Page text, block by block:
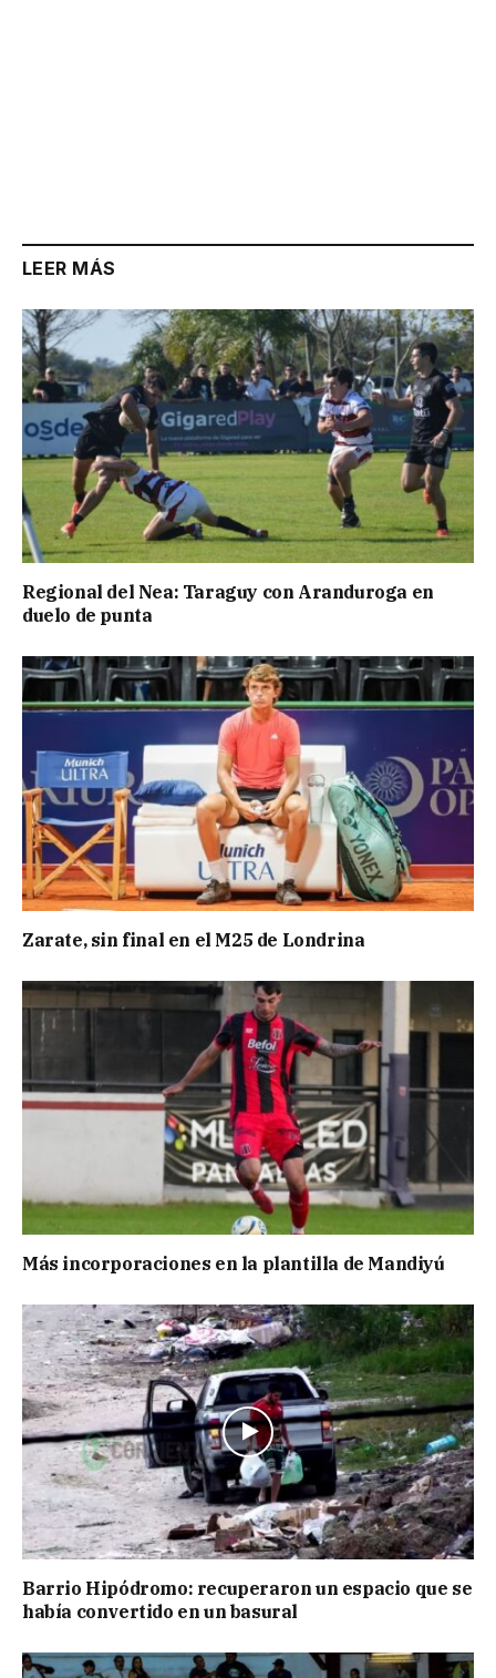
LEER MÁS
Regional del Nea: Taraguy con Aranduroga en
duelo de punta
Zarate, sin final en el M25 de Londrina
Más incorporaciones en la plantilla de Mandiyú
Barrio Hipódromo: recuperaron un espacio que se
había convertido en un basural